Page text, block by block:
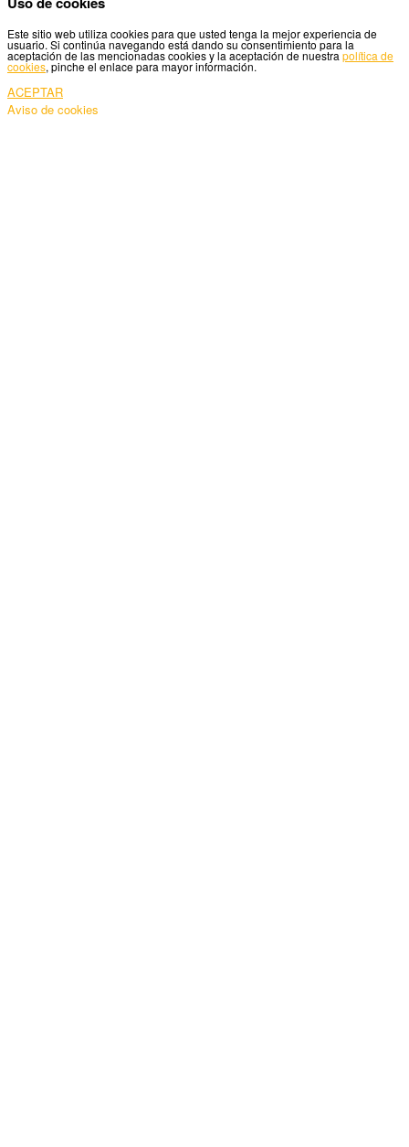
Este sitio web utiliza cookies para que usted tenga la mejor experiencia de
usuario. Si continúa navegando está dando su consentimiento para la
aceptación de las mencionadas cookies y la aceptación de nuestra política de
cookies, pinche el enlace para mayor información.
ACEPTAR
Aviso de cookies